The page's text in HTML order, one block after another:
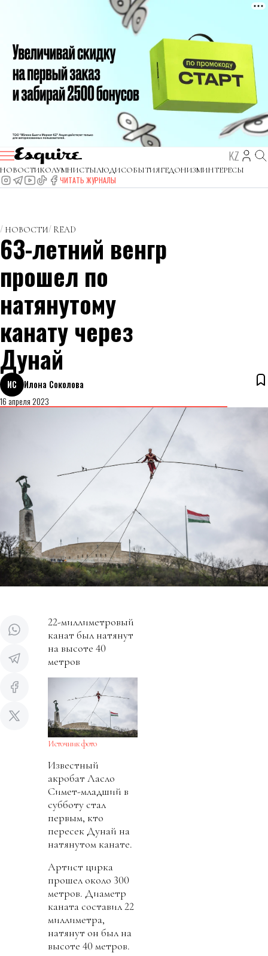
KZ
НОВОСТИКОЛУМНИСТЫЛЮДИСОБЫТИЯГЕДОНИЗМИНТЕРЕСЫ
ЧИТАТЬ ЖУРНАЛЫ
НОВОСТИ READ
63-летний венгр
прошел по
натянутому
канату через
Дунай
ИС
Илона Соколова
16 апреля 2023
22-миллиметровый
канат был натянут
на высоте 40
метров
Источник фото
Известный
акробат Ласло
Симет-младший в
субботу стал
первым, кто
пересек Дунай на
натянутом канате.
Артист цирка
прошел около 300
метров. Диаметр
каната составил 22
миллиметра,
натянут он был на
высоте 40 метров.